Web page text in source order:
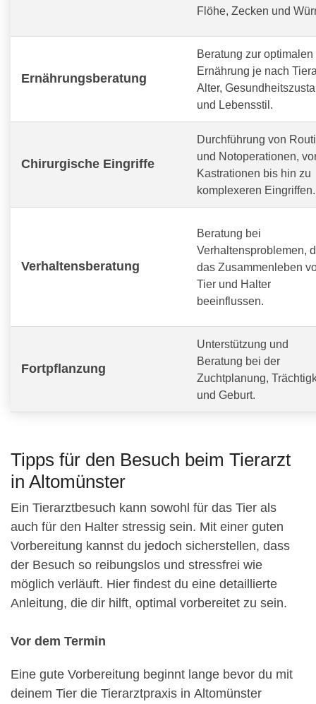
Flöhe, Zecken und
Ernährungsberatung
Beratung zur optimalen
Ernährung je nach
Alter,
und Lebensstil.
Chirurgische Eingriffe
Durchführung von
und Notoperationen,
Kastrationen bis hin zu
komplexeren Eingriffen.
Verhaltensberatung
Beratung bei
Verhaltensproblemen,
das Zusammenleben
Tier und Halter
beeinflussen.
Fortpflanzung
Unterstützung und
Beratung bei der
Zuchtplanung,
und Geburt.
Tipps für den Besuch beim Tierarzt
in Altomünster
Ein Tierarztbesuch kann sowohl für das Tier als
auch für den Halter stressig sein. Mit einer guten
Vorbereitung kannst du jedoch sicherstellen, dass
der Besuch so reibungslos und stressfrei wie
möglich verläuft. Hier findest du eine detaillierte
Anleitung, die dir hilft, optimal vorbereitet zu sein.
Vor dem Termin
Eine gute Vorbereitung beginnt lange bevor du mit
deinem Tier die Tierarztpraxis in Altomünster